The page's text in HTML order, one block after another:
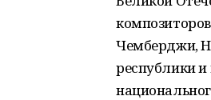
Чемберджи,
республики